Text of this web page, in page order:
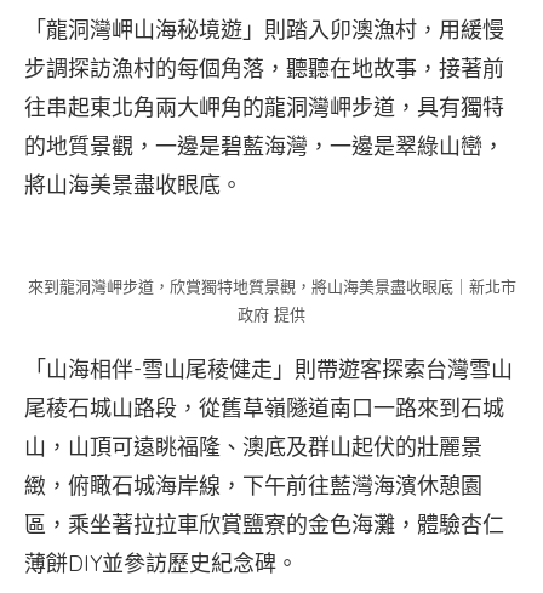
「龍洞灣岬山海秘境遊」則踏入卯澳漁村，用緩慢
步調探訪漁村的每個角落，聽聽在地故事，接著前
往串起東北角兩大岬角的龍洞灣岬步道，具有獨特
的地質景觀，一邊是碧藍海灣，一邊是翠綠山巒，
將山海美景盡收眼底。
來到龍洞灣岬步道，欣賞獨特地質景觀，將山海美景盡收眼底｜新北市
政府 提供
「山海相伴-雪山尾稜健走」則帶遊客探索台灣雪山
尾稜石城山路段，從舊草嶺隧道南口一路來到石城
山，山頂可遠眺福隆、澳底及群山起伏的壯麗景
緻，俯瞰石城海岸線，下午前往藍灣海濱休憩園
區，乘坐著拉拉車欣賞鹽寮的金色海灘，體驗杏仁
薄餅DIY並參訪歷史紀念碑。